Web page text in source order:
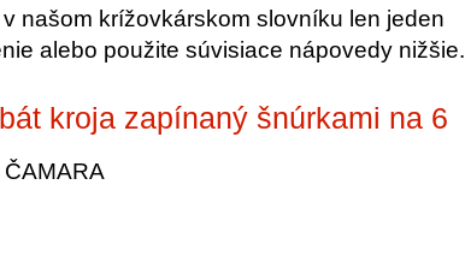
našom krížovkárskom slovníku len jeden
alebo použite súvisiace nápovedy nižšie.
kroja zapínaný šnúrkami na 6
ČAMARA